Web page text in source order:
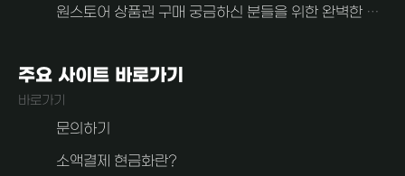
원스토어 상품권 구매 궁금하신 분들을 위한 완벽한 가이드
주요 사이트 바로가기
바로가기
문의하기
소액결제 현금화란?